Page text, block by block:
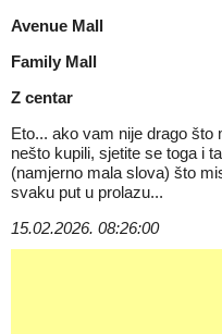
Avenue Mall
Family Mall
Z centar
Eto... ako vam nije drago što
nešto kupili, sjetite se toga i
(namjerno mala slova) što
svaku put u prolazu...
15.02.2026. 08:26:00